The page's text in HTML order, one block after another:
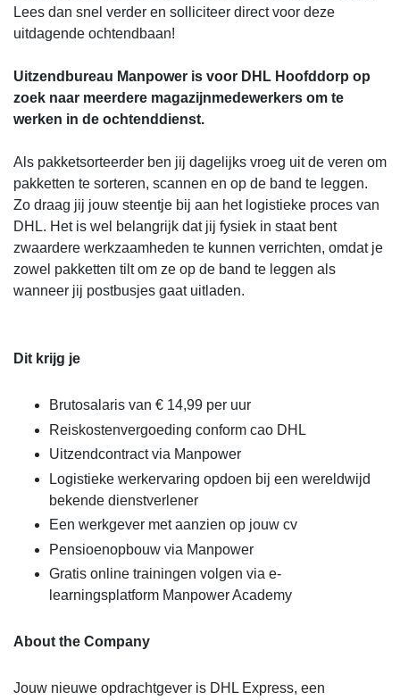
Lees dan snel verder en solliciteer direct voor deze
uitdagende ochtendbaan!
Uitzendbureau Manpower is voor DHL Hoofddorp op
zoek naar meerdere magazijnmedewerkers om te
werken in de ochtenddienst.
Als pakketsorteerder ben jij dagelijks vroeg uit de veren om
pakketten te sorteren, scannen en op de band te leggen.
Zo draag jij jouw steentje bij aan het logistieke proces van
DHL. Het is wel belangrijk dat jij fysiek in staat bent
zwaardere werkzaamheden te kunnen verrichten, omdat je
zowel pakketten tilt om ze op de band te leggen als
wanneer jij postbusjes gaat uitladen.
Dit krijg je
Brutosalaris van € 14,99 per uur
Reiskostenvergoeding conform cao DHL
Uitzendcontract via Manpower
Logistieke werkervaring opdoen bij een wereldwijd
bekende dienstverlener
Een werkgever met aanzien op jouw cv
Pensioenopbouw via Manpower
Gratis online trainingen volgen via e-
learningsplatform Manpower Academy
About the Company
Jouw nieuwe opdrachtgever is DHL Express, een